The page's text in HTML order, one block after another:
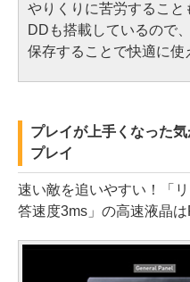
やりくりに苦労すること
DDも搭載しているので
保存することで快適に使
プレイが上手くなった
プレイ
速い敵を追いやすい！「
答速度3ms」の高速液晶